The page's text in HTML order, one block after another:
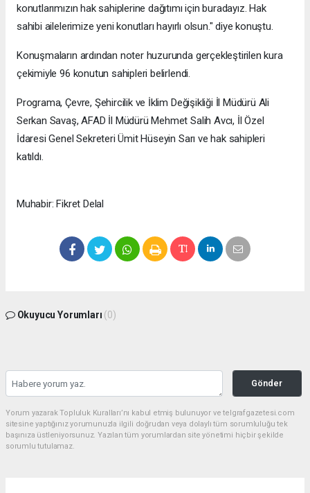
konutlarımızın hak sahiplerine dağıtımı için buradayız. Hak
sahibi ailelerimize yeni konutları hayırlı olsun." diye konuştu.
Konuşmaların ardından noter huzurunda gerçekleştirilen kura
çekimiyle 96 konutun sahipleri belirlendi.
Programa, Çevre, Şehircilik ve İklim Değişikliği İl Müdürü Ali
Serkan Savaş, AFAD İl Müdürü Mehmet Salih Avcı, İl Özel
İdaresi Genel Sekreteri Ümit Hüseyin Sarı ve hak sahipleri
katıldı.
Muhabir: Fikret Delal
Okuyucu Yorumları (0)
Gönder
Yorum yazarak Topluluk Kuralları’nı kabul etmiş bulunuyor ve telgrafgazetesi.com
sitesine yaptığınız yorumunuzla ilgili doğrudan veya dolaylı tüm sorumluluğu tek
başınıza üstleniyorsunuz. Yazılan tüm yorumlardan site yönetimi hiçbir şekilde
sorumlu tutulamaz.